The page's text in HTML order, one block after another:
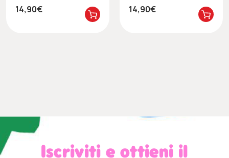
14,90€ 14,90€
Iscriviti e ottieni il